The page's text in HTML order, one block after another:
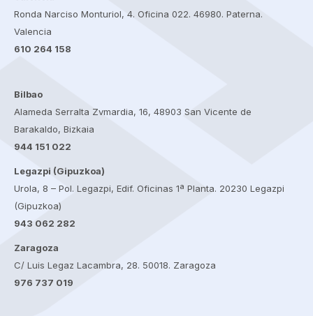
Ronda Narciso Monturiol, 4. Oficina 022. 46980. Paterna.
Valencia
610 264 158
Bilbao
Alameda Serralta Zvmardia, 16, 48903 San Vicente de
Barakaldo, Bizkaia
944 151 022
Legazpi (Gipuzkoa)
Urola, 8 – Pol. Legazpi, Edif. Oficinas 1ª Planta. 20230 Legazpi
(Gipuzkoa)
943 062 282
Zaragoza
C/ Luis Legaz Lacambra, 28. 50018. Zaragoza
976 737 019